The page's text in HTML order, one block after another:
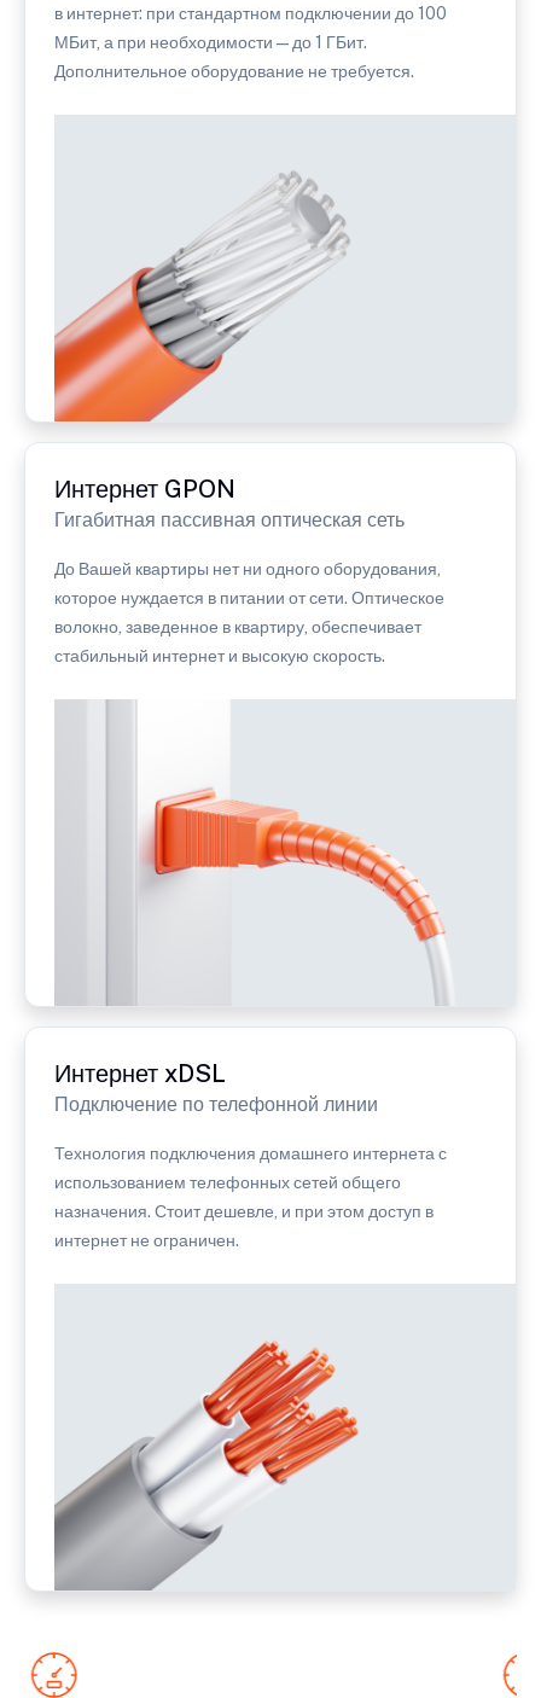
в интернет: при стандартном подключении до 100
МБит, а при необходимости — до 1 ГБит.
Дополнительное оборудование не требуется.
Интернет GPON
Гигабитная пассивная оптическая сеть
До Вашей квартиры нет ни одного оборудования,
которое нуждается в питании от сети. Оптическое
волокно, заведенное в квартиру, обеспечивает
стабильный интернет и высокую скорость.
Интернет xDSL
Подключение по телефонной линии
Технология подключения домашнего интернета с
использованием телефонных сетей общего
назначения. Стоит дешевле, и при этом доступ в
интернет не ограничен.